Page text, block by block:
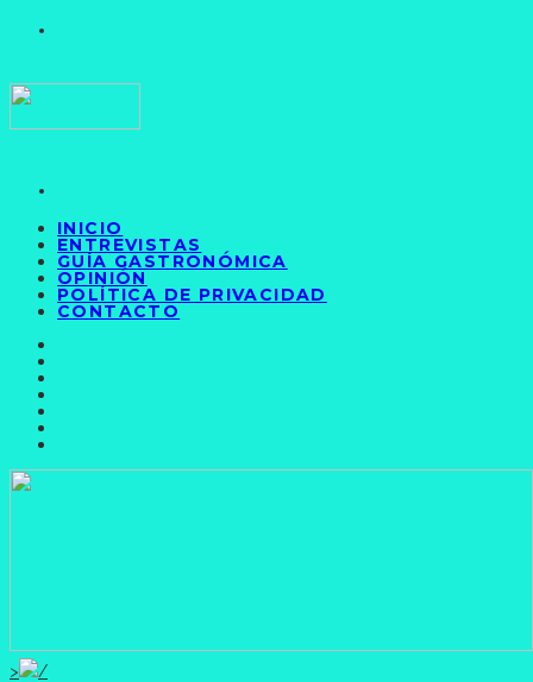
INICIO
ENTREVISTAS
GUÍA GASTRONÓMICA
OPINIÓN
POLÍTICA DE PRIVACIDAD
CONTACTO
>